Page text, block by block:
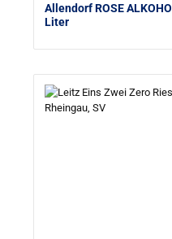
Allendorf ROSE
Liter